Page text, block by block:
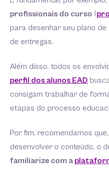
profissionais do curso (
para desenhar seu plano
de entregas.
Além disso, todos os
perfil dos alunos EAD
consigam trabalhar de
etapas do processo
Por fim, recomendamos
desenvolver o conteúdo, o
familiarize com a